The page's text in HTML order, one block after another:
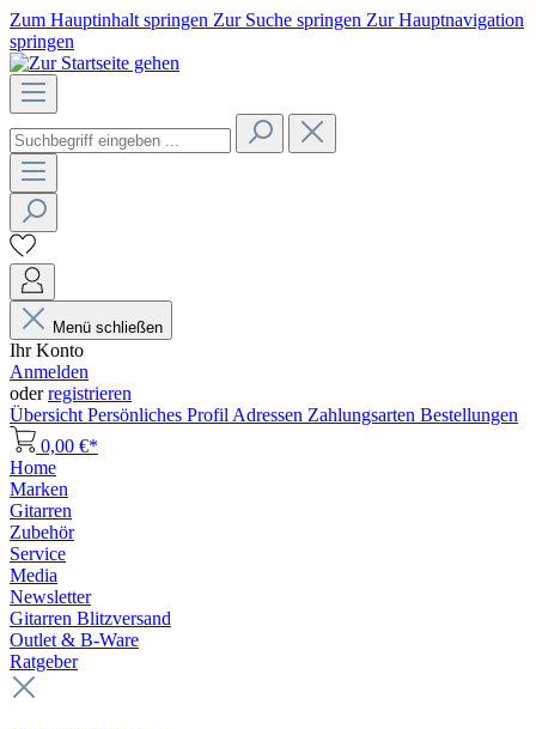
Zum Hauptinhalt springen Zur Suche springen Zur Hauptnavigation
springen
Menü schließen
Ihr Konto
Anmelden
oderregistrieren
Übersicht Persönliches Profil Adressen Zahlungsarten Bestellungen
0,00 €*
Home
Marken
Gitarren
Zubehör
Service
Media
Newsletter
Gitarren Blitzversand
Outlet & B-Ware
Ratgeber